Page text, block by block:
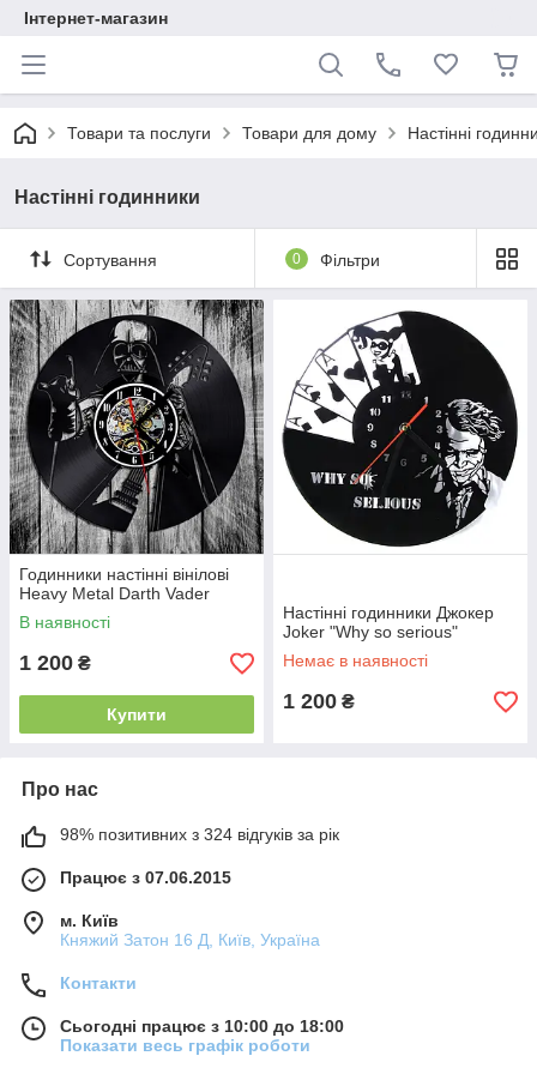
Інтернет-магазин
Товари та послуги Товари для дому Настінні
Настінні годинники
Сортування 0 Фільтри
Годинники настінні вінілові
Heavy Metal Darth Vader
В наявності
1 200 ₴
Купити
Настінні годинники Джокер
Joker "Why so serious"
Немає в наявності
1 200 ₴
Про нас
98% позитивних з 324 відгуків за рік
Працює з 07.06.2015
м. Київ
Княжий Затон 16 Д, Київ, Україна
Контакти
Сьогодні працює з 10:00 до 18:00
Показати весь графік роботи